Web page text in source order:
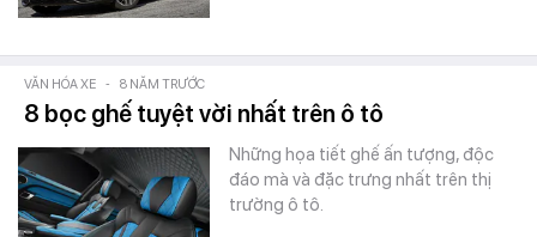
VĂN HÓA XE - 8 NĂM TRƯỚC
8 bọc ghế tuyệt vời nhất trên ô tô
Những họa tiết ghế ấn tượng, độc
đáo mà và đặc trưng nhất trên thị
trường ô tô.